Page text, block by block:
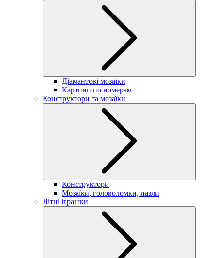
Діамантові мозаїки
Картини по номерам
Конструктори та мозаїки
Конструктори
Мозаїки, головоломки, пазли
Літні іграшки